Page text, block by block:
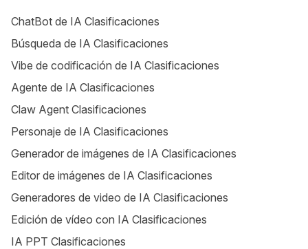
ChatBot de IA Clasificaciones
Búsqueda de IA Clasificaciones
Vibe de codificación de IA Clasificaciones
Agente de IA Clasificaciones
Claw Agent Clasificaciones
Personaje de IA Clasificaciones
Generador de imágenes de IA Clasificaciones
Editor de imágenes de IA Clasificaciones
Generadores de video de IA Clasificaciones
Edición de vídeo con IA Clasificaciones
IA PPT Clasificaciones